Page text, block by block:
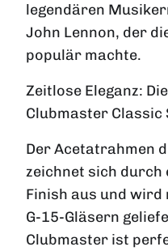
legendären
John Lennon, der
populär machte.
Zeitlose Eleganz:
Clubmaster Classic
Der Acetatrahmen
zeichnet sich
Finish aus und
G-15-Gläsern
Clubmaster ist